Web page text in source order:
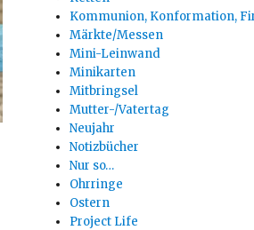
Kommunion, Konformation,
Märkte/Messen
Mini-Leinwand
Minikarten
Mitbringsel
Mutter-/Vatertag
Neujahr
Notizbücher
Nur so…
Ohrringe
Ostern
Project Life